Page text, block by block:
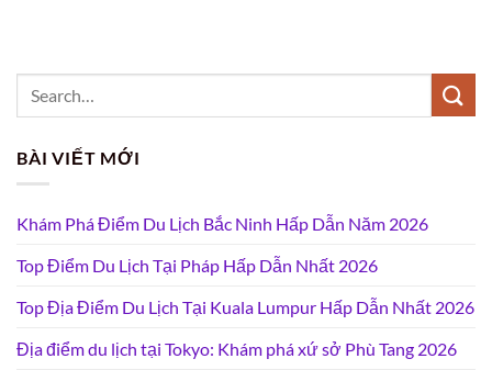
BÀI VIẾT MỚI
Khám Phá Điểm Du Lịch Bắc Ninh Hấp Dẫn Năm 2026
Top Điểm Du Lịch Tại Pháp Hấp Dẫn Nhất 2026
Top Địa Điểm Du Lịch Tại Kuala Lumpur Hấp Dẫn Nhất 2026
Địa điểm du lịch tại Tokyo: Khám phá xứ sở Phù Tang 2026